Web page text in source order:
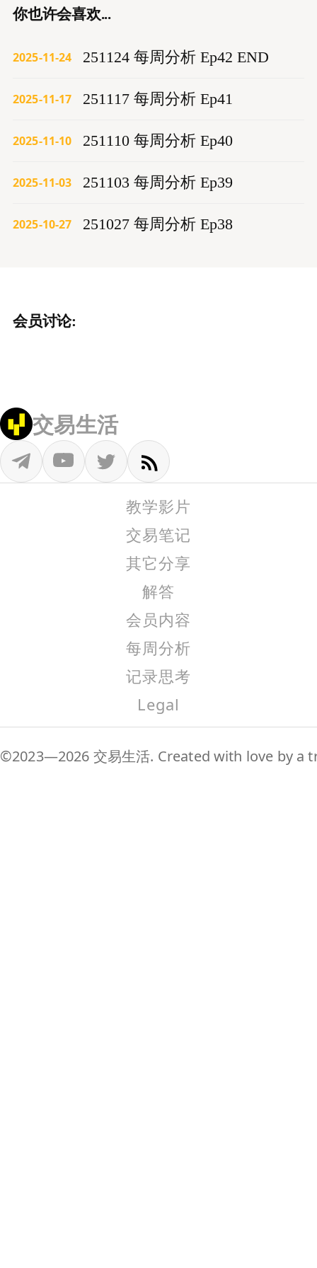
你也许会喜欢...
2025-11-24 251124 每周分析 Ep42 END
2025-11-17 251117 每周分析 Ep41
2025-11-10 251110 每周分析 Ep40
2025-11-03 251103 每周分析 Ep39
2025-10-27 251027 每周分析 Ep38
会员讨论:
交易生活
教学影片
交易笔记
其它分享
解答
会员内容
每周分析
记录思考
Legal
©2023—2026 交易生活. Created with love by a